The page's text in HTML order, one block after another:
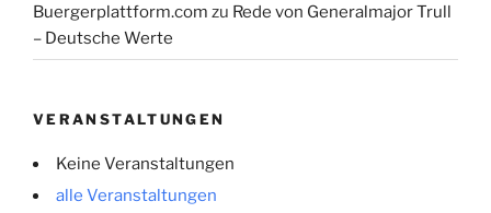
Buergerplattform.com zu Rede von Generalmajor Trull
– Deutsche Werte
VERANSTALTUNGEN
Keine Veranstaltungen
alle Veranstaltungen